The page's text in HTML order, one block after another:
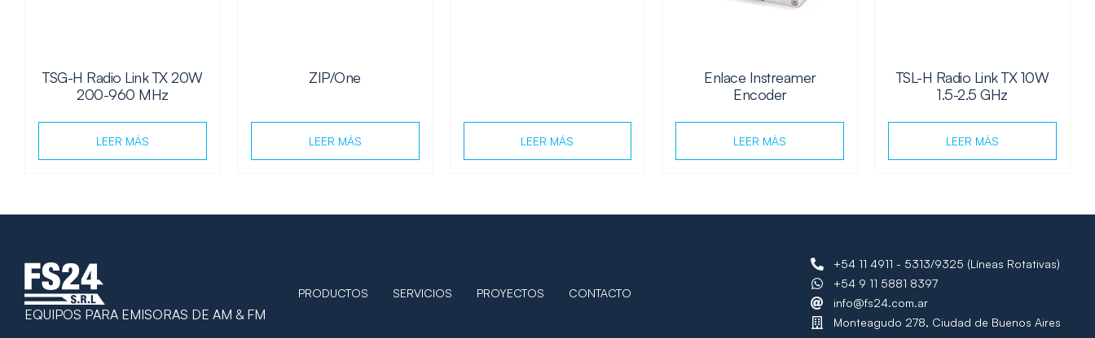
TSG-H Radio Link TX 20W
200-960 MHz
LEER MÁS
ZIP/One
LEER MÁS LEER MÁS
Enlace Instreamer
Encoder
LEER MÁS
TSL-H Radio Link TX 10W
1.5-2.5 GHz
LEER MÁS
EQUIPOS PARA EMISORAS DE AM & FM
PRODUCTOS SERVICIOS PROYECTOS CONTACTO
+54 11 4911 - 5313/9325 (Líneas Rotativas)
+54 9 11 5881 8397
info@fs24.com.ar
Monteagudo 278, Ciudad de Buenos Aires